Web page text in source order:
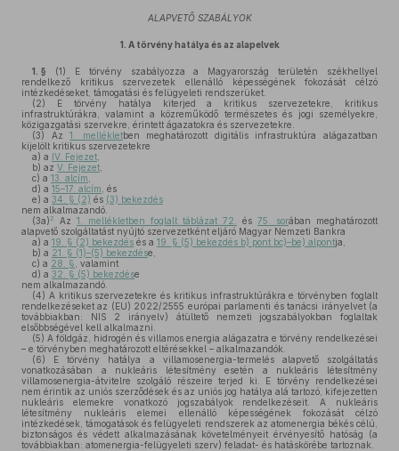
ALAPVETŐ SZABÁLYOK
1. A törvény hatálya és az alapelvek
1. § (1) E törvény szabályozza a Magyarország területén székhellyel
rendelkező kritikus szervezetek ellenálló képességének fokozását célzó
intézkedéseket, támogatási és felügyeleti rendszerüket.
(2) E törvény hatálya kiterjed a kritikus szervezetekre, kritikus
infrastruktúrákra, valamint a közreműködő természetes és jogi személyekre,
közigazgatási szervekre, érintett ágazatokra és szervezetekre.
(3) Az1. mellékletben meghatározott digitális infrastruktúra alágazatban
kijelölt kritikus szervezetekre
a) a IV. Fejezet
b) az V. Fejezet
c) a 13. alcím
d) a 15–17. alcím , és
e) a 34. § (2) és (3) bekezdés
nem alkalmazandó.
(3a) 2 Az 1. mellékletben foglalt táblázat 72. és 75. sorában meghatározott
alapvető szolgáltatást nyújtó szervezetként eljáró Magyar Nemzeti Bankra
a) a 19. § (2) bekezdés és a 19. § (5) bekezdés b) pont bc)–be) alpontja,
b) a 21. § (1)–(5) bekezdése,
c) a 28. § , valamint
d) a 32. § (5) bekezdése
nem alkalmazandó.
(4) A kritikus szervezetekre és kritikus infrastruktúrákra e törvényben foglalt
rendelkezéseket az (EU) 2022/2555 európai parlamenti és tanácsi irányelvet (a
továbbiakban: NIS 2 irányelv) átültető nemzeti jogszabályokban foglaltak
elsőbbségével kell alkalmazni.
(5) A földgáz, hidrogén és villamos energia alágazatra e törvény rendelkezései
– e törvényben meghatározott eltérésekkel – alkalmazandók.
(6) E törvény hatálya a villamosenergia-termelés alapvető szolgáltatás
vonatkozásában a nukleáris létesítmény esetén a nukleáris létesítmény
villamosenergia-átvitelre szolgáló részeire terjed ki. E törvény rendelkezései
nem érintik az uniós szerződések és az uniós jog hatálya alá tartozó, kifejezetten
nukleáris elemekre vonatkozó jogszabályok rendelkezéseit. A nukleáris
létesítmény nukleáris elemei ellenálló képességének fokozását célzó
intézkedések, támogatások és felügyeleti rendszerek az atomenergia békés célú,
biztonságos és védett alkalmazásának követelményeit érvényesítő hatóság (a
továbbiakban: atomenergia-felügyeleti szerv) feladat- és hatáskörébe tartoznak.